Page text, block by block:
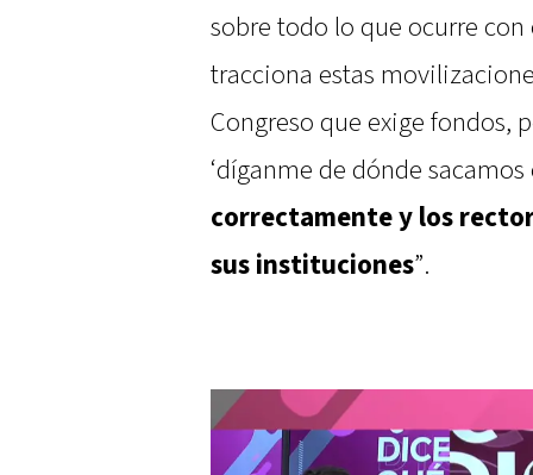
sobre todo lo que ocurre con
tracciona estas
Congreso que exige fondos,
‘díganme de dónde
correctamente y los
sus instituciones”.